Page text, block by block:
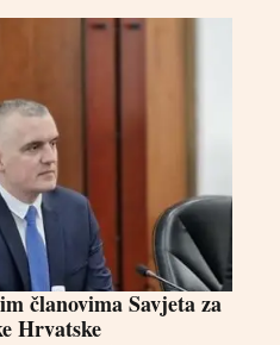
članovima Savjeta za
Hrvatske